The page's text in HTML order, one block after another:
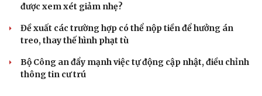
được xem xét giảm nhẹ?
Đề xuất các trường hợp có thể nộp tiền để hưởng án
treo, thay thế hình phạt tù
Bộ Công an đẩy mạnh việc tự động cập nhật, điều chỉnh
thông tin cư trú